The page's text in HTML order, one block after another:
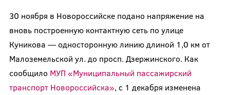
30 ноября в Новороссийске подано напряжение на
вновь построенную контактную сеть по улице
Куникова — односторонную линию длиной 1,0 км от
Малоземельской ул. до просп. Дзержинского. Как
сообщило МУП «Муниципальный пассажирский
транспорт Новороссийска», с 1 декабря изменена